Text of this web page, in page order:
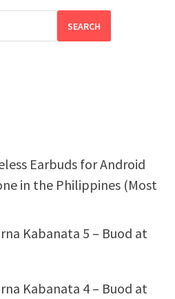
SEARCH
Earbuds for Android
in the Philippines (Most
Kabanata 5 – Buod at
Kabanata 4 – Buod at